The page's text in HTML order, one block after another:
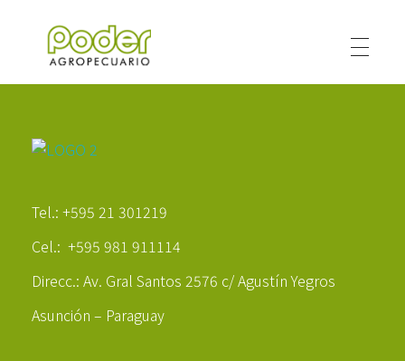
Tel.: +595 21 301219
Cel.: +595 981 911114
Direcc.: Av. Gral Santos 2576 c/ Agustín Yegros
Asunción – Paraguay